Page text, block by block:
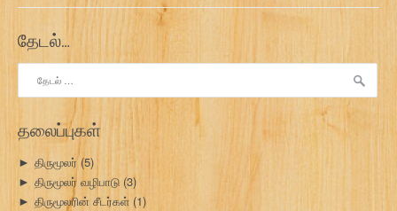
தேடல்…
தேடு:
தலைப்புகள்
► திருமூலர்(5)
► திருமூலர் வழிபாடு (3)
► திருமூலரின் சீடர்கள் (1)